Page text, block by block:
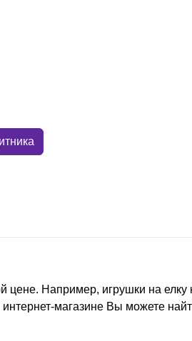
цене. Например, игрушки на елку
магазине Вы можете